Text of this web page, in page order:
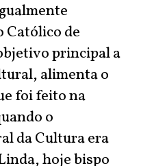
Católico de
principal a
alimenta o
foi feito na
o
da Cultura era
hoje bispo